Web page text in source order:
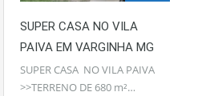
SUPER CASA NO VILA
PAIVA EM VARGINHA MG
SUPER CASA NO VILA PAIVA
>>TERRENO DE 680 m²…